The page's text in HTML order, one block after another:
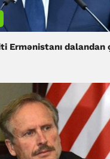
Ermənistanı dalandan